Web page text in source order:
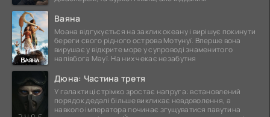
Ваяна
Моана відгукується на заклик океану і вирішує покинути
береги свого рідного острова Мотунуї. Вперше вона
вирушає у відкрите море у супроводі знаменитого
напівбога Мауї. На них чекає незабутня
Дюна: Частина третя
У галактиці стрімко зростає напруга: встановлений
порядок дедалі більше викликає невдоволення, а
навколо імператора починає згущуватися павутина